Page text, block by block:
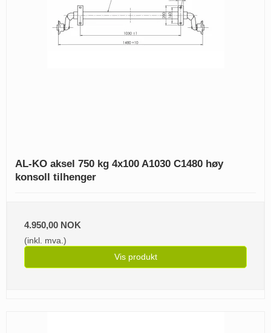
AL-KO aksel 750 kg 4x100 A1030 C1480 høy
konsoll tilhenger
4.950,00 NOK
(inkl. mva.)
Vis produkt